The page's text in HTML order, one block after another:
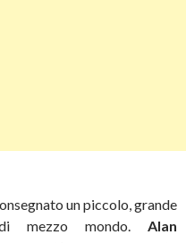
un piccolo, grande
mezzo mondo. Alan